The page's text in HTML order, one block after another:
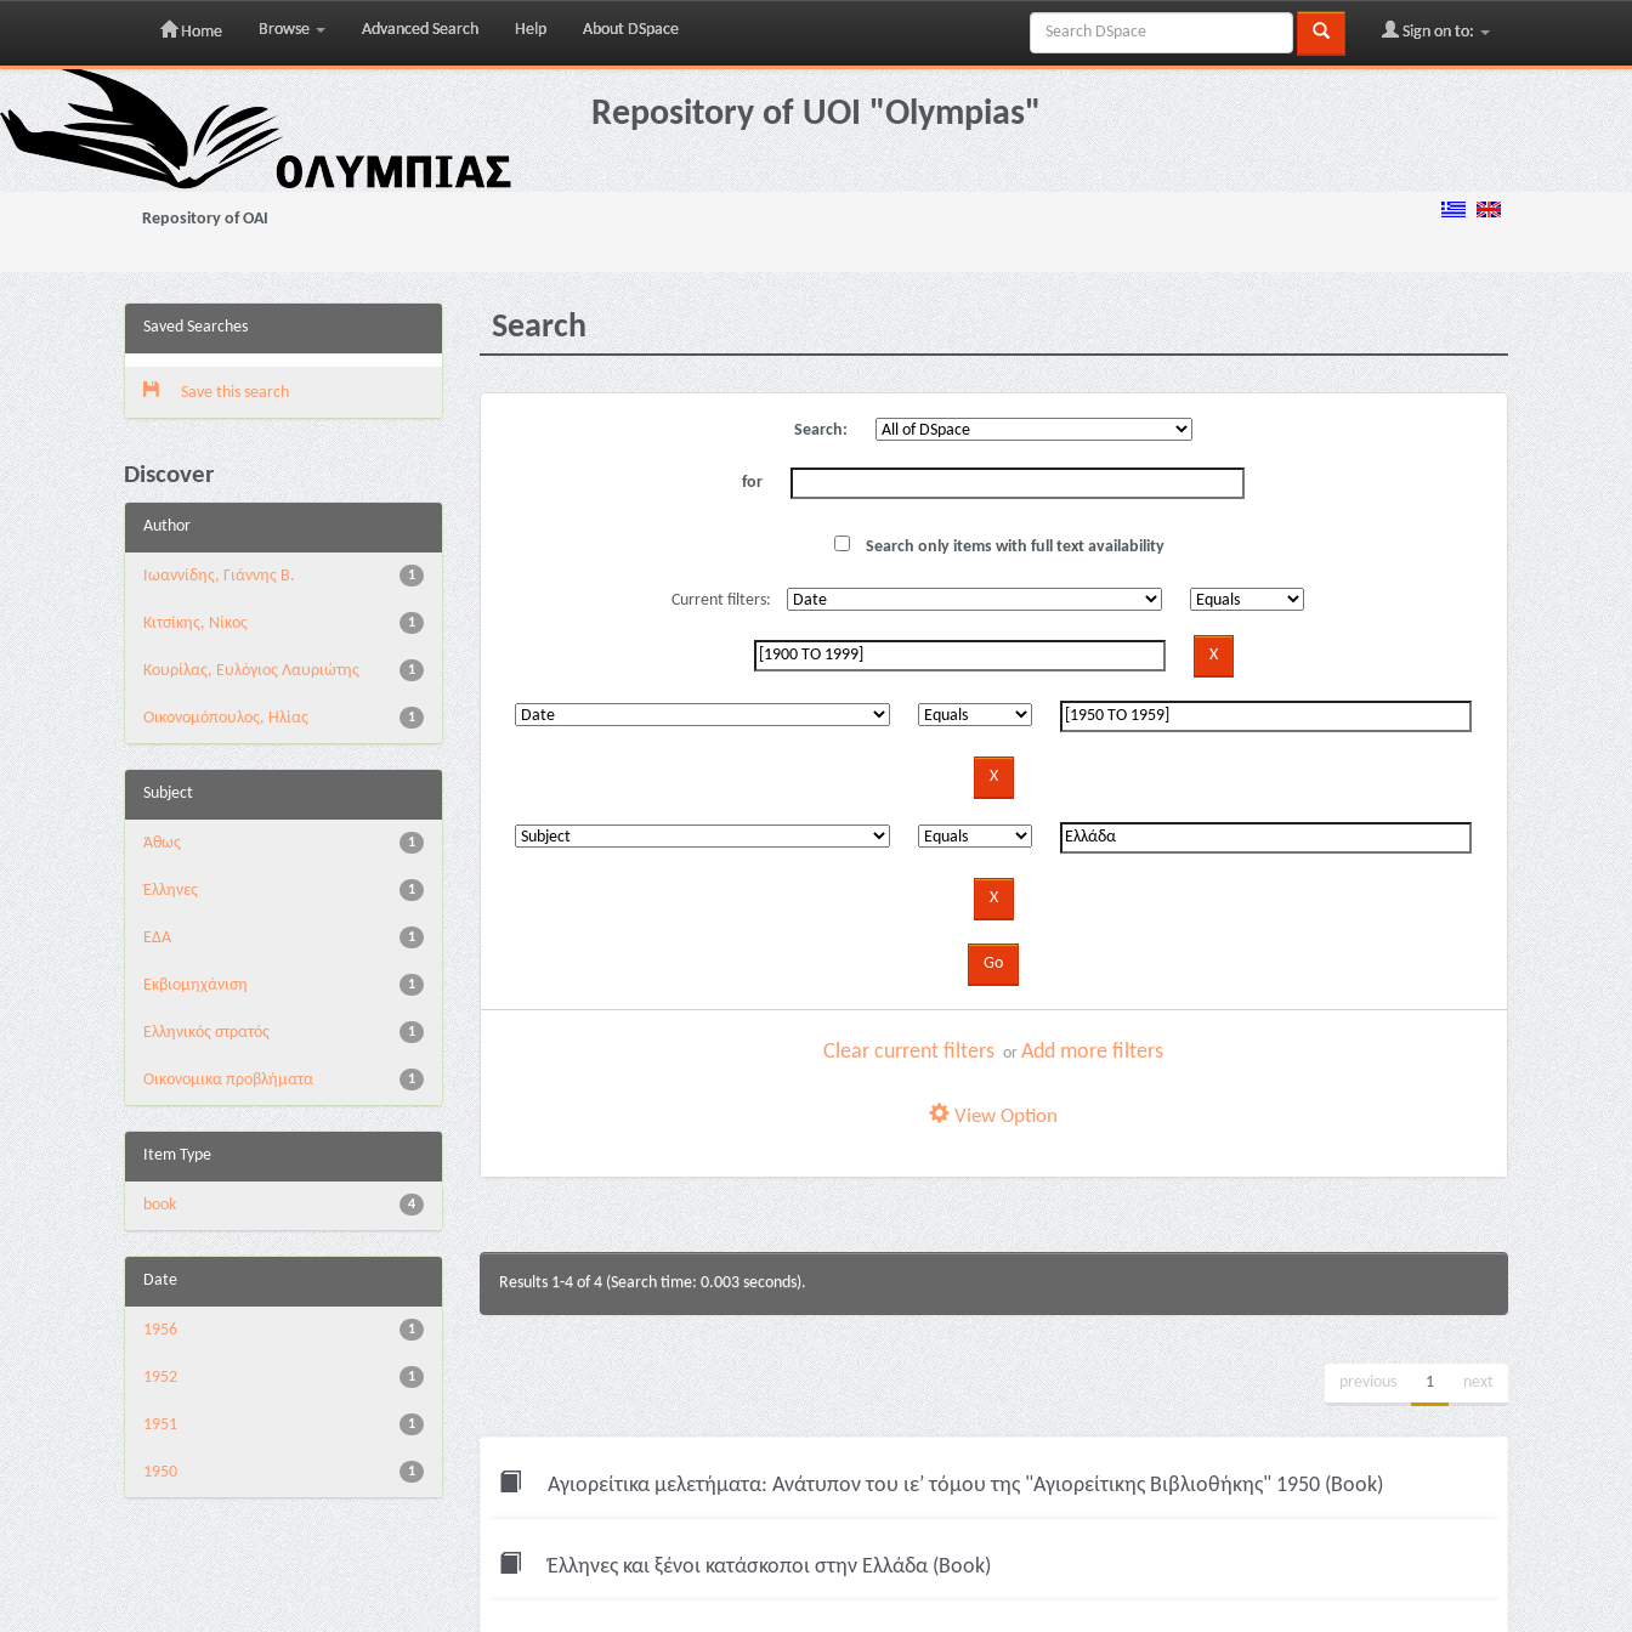
Skip
navigation
Home Browse Advanced Search Help About DSpace Sign on to:
Repository of UOI "Olympias"
Repository of OAI
Saved Searches
Save this search
Discover
Author
1
Ιωαννίδης, Γιάννης Β.
1
Κιτσίκης, Νίκος
1
Κουρίλας, Ευλόγιος Λαυριώτης
1
Οικονομόπουλος, Ηλίας
Subject
1
Άθως
1
Έλληνες
1
ΕΔΑ
1
Εκβιομηχάνιση
1
Ελληνικός στρατός
1
Οικονομικα προβλήματα
Item Type
4
book
Date
1
1956
1
1952
1
1951
1
1950
Search
Search:
for
Search only items with full text availability
Current filters:
Clear current filters orAdd more filters
View Option
Results 1-4 of 4 (Search time: 0.003 seconds).
previous 1 next
Αγιορείτικα μελετήματα: Ανάτυπον του ιεʹ τόμου της "Αγιορείτικης Βιβλιοθήκης" 1950 (Book)
Έλληνες και ξένοι κατάσκοποι στην Ελλάδα (Book)